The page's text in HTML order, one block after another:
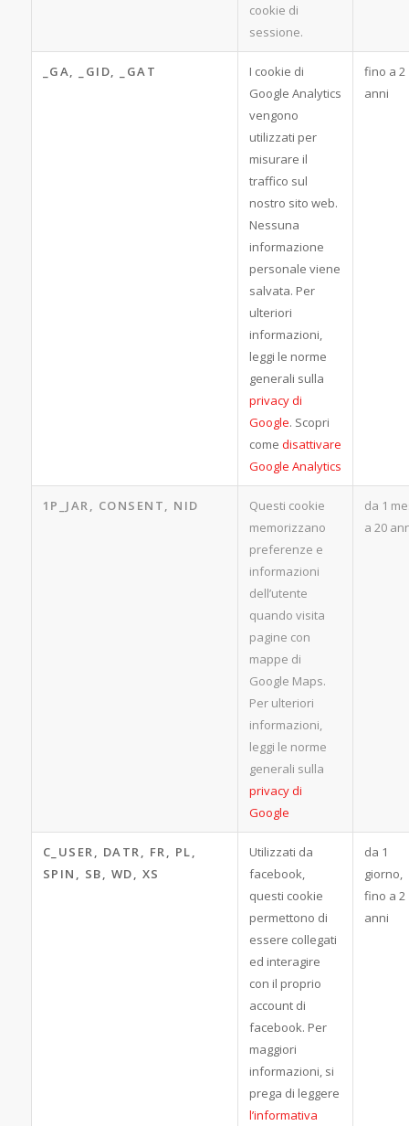
cookie di
sessione.
_GA, _GID, _GAT
I cookie di
Google Analytics
vengono
utilizzati per
misurare il
traffico sul
nostro sito web.
Nessuna
informazione
personale viene
salvata. Per
ulteriori
informazioni,
leggi le norme
generali sulla
privacy di
Google. Scopri
come disattivare
Google Analytics
fino a 2
anni
1P_JAR, CONSENT, NID
Questi cookie
memorizzano
preferenze e
informazioni
dell’utente
quando visita
pagine con
mappe di
Google Maps.
Per ulteriori
informazioni,
leggi le norme
generali sulla
privacy di
Google
da 1
a 20
C_USER, DATR, FR, PL,
SPIN, SB, WD, XS
Utilizzati da
facebook,
questi cookie
permettono di
essere collegati
ed interagire
con il proprio
account di
facebook. Per
maggiori
informazioni, si
prega di leggere
l’informativa
da 1
giorno,
fino a 2
anni